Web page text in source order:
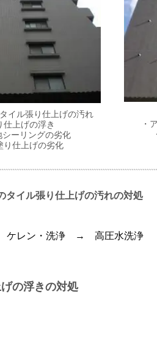
イル張り仕上げの汚れ
仕上げの浮き
ーリングの劣化
り仕上げの劣化
・
タイル張り仕上げの汚れの対処
ケレン・洗浄 → 高圧水洗浄
の浮きの対処